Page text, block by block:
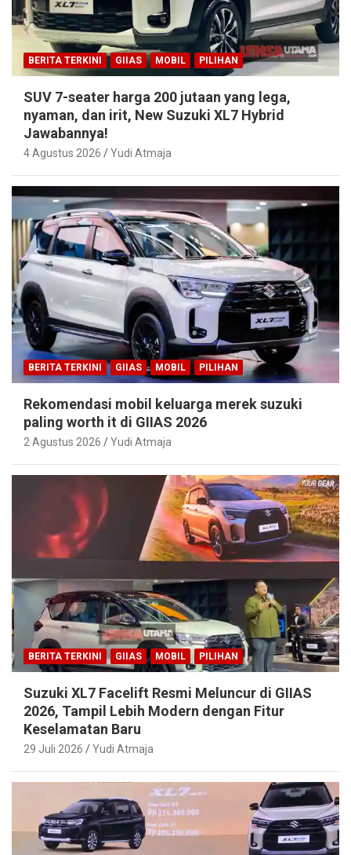
BERITA TERKINI GIIAS MOBIL PILIHAN
SUV 7-seater harga 200 jutaan yang lega,
nyaman, dan irit, New Suzuki XL7 Hybrid
Jawabannya!
4 Agustus 2026 Yudi Atmaja
BERITA TERKINI GIIAS MOBIL PILIHAN
Rekomendasi mobil keluarga merek suzuki
paling worth it di GIIAS 2026
2 Agustus 2026 Yudi Atmaja
BERITA TERKINI GIIAS MOBIL PILIHAN
Suzuki XL7 Facelift Resmi Meluncur di GIIAS
2026, Tampil Lebih Modern dengan Fitur
Keselamatan Baru
29 Juli 2026 Yudi Atmaja